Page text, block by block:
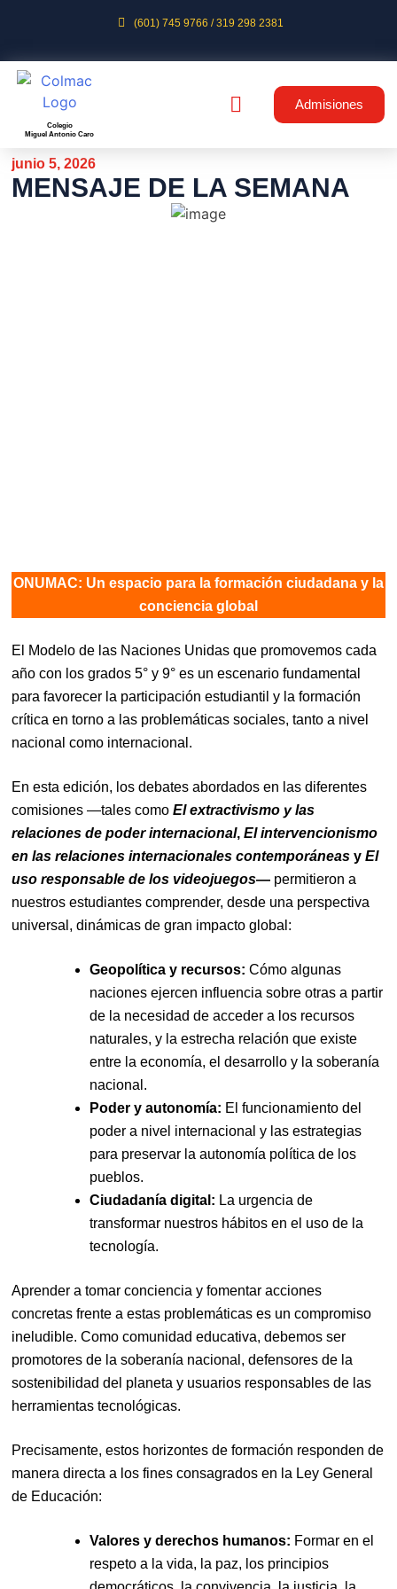
(601) 745 9766 / 319 298 2381
Colegio
Miguel Antonio Caro
Admisiones
junio 5, 2026
MENSAJE DE LA SEMANA
ONUMAC: Un espacio para la formación ciudadana y la
conciencia global
El Modelo de las Naciones Unidas que promovemos cada
año con los grados 5° y 9° es un escenario fundamental
para favorecer la participación estudiantil y la formación
crítica en torno a las problemáticas sociales, tanto a nivel
nacional como internacional.
En esta edición, los debates abordados en las diferentes
comisiones —tales comoEl extractivismo y las
relaciones de poder internacional,El intervencionismo
en las relaciones internacionales contemporáneas yEl
uso responsable de los videojuegos— permitieron a
nuestros estudiantes comprender, desde una perspectiva
universal, dinámicas de gran impacto global:
Geopolítica y recursos: Cómo algunas
naciones ejercen influencia sobre otras a partir
de la necesidad de acceder a los recursos
naturales, y la estrecha relación que existe
entre la economía, el desarrollo y la soberanía
nacional.
Poder y autonomía: El funcionamiento del
poder a nivel internacional y las estrategias
para preservar la autonomía política de los
pueblos.
Ciudadanía digital: La urgencia de
transformar nuestros hábitos en el uso de la
tecnología.
Aprender a tomar conciencia y fomentar acciones
concretas frente a estas problemáticas es un compromiso
ineludible. Como comunidad educativa, debemos ser
promotores de la soberanía nacional, defensores de la
sostenibilidad del planeta y usuarios responsables de las
herramientas tecnológicas.
Precisamente, estos horizontes de formación responden de
manera directa a los fines consagrados en la Ley General
de Educación:
Valores y derechos humanos: Formar en el
respeto a la vida, la paz, los principios